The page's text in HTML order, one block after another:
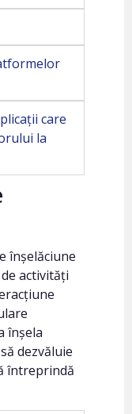
care
la
înșelăciune
activități
înșela
dezvăluie
întreprindă